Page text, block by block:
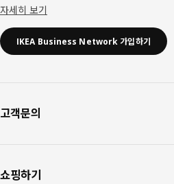
자세히 보기
IKEA Business Network 가입하기
고객문의
쇼핑하기